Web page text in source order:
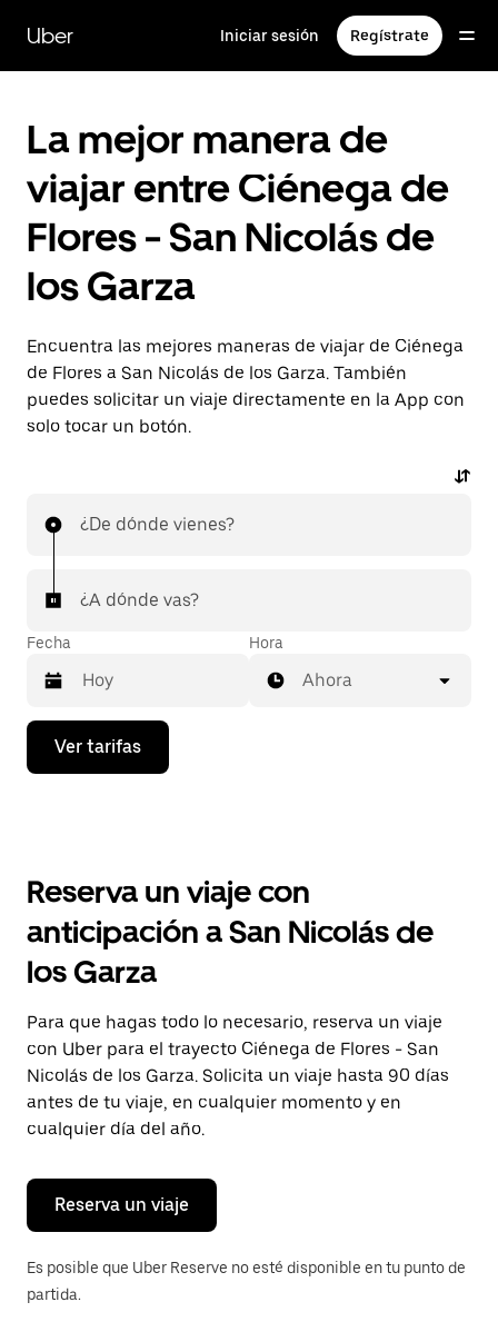
contenido
principal
Uber Iniciar sesión Regístrate
La mejor manera de
viajar entre Ciénega de
Flores - San Nicolás de
los Garza
Encuentra las mejores maneras de viajar de Ciénega
de Flores a San Nicolás de los Garza. También
puedes solicitar un viaje directamente en la App con
solo tocar un botón.
¿De dónde vienes?
¿A dónde vas?
Fecha
Presiona
flecha
el
y
selecciona
una
Presiona
la
tecla Esc
para
cerrar
el
calendario.
Hora
Ahora
Ver tarifas
Reserva un viaje con
anticipación a San Nicolás de
los Garza
Para que hagas todo lo necesario, reserva un viaje
con Uber para el trayecto Ciénega de Flores - San
Nicolás de los Garza. Solicita un viaje hasta 90 días
antes de tu viaje, en cualquier momento y en
cualquier día del año.
Reserva un viaje
Es posible que Uber Reserve no esté disponible en tu punto de
partida.